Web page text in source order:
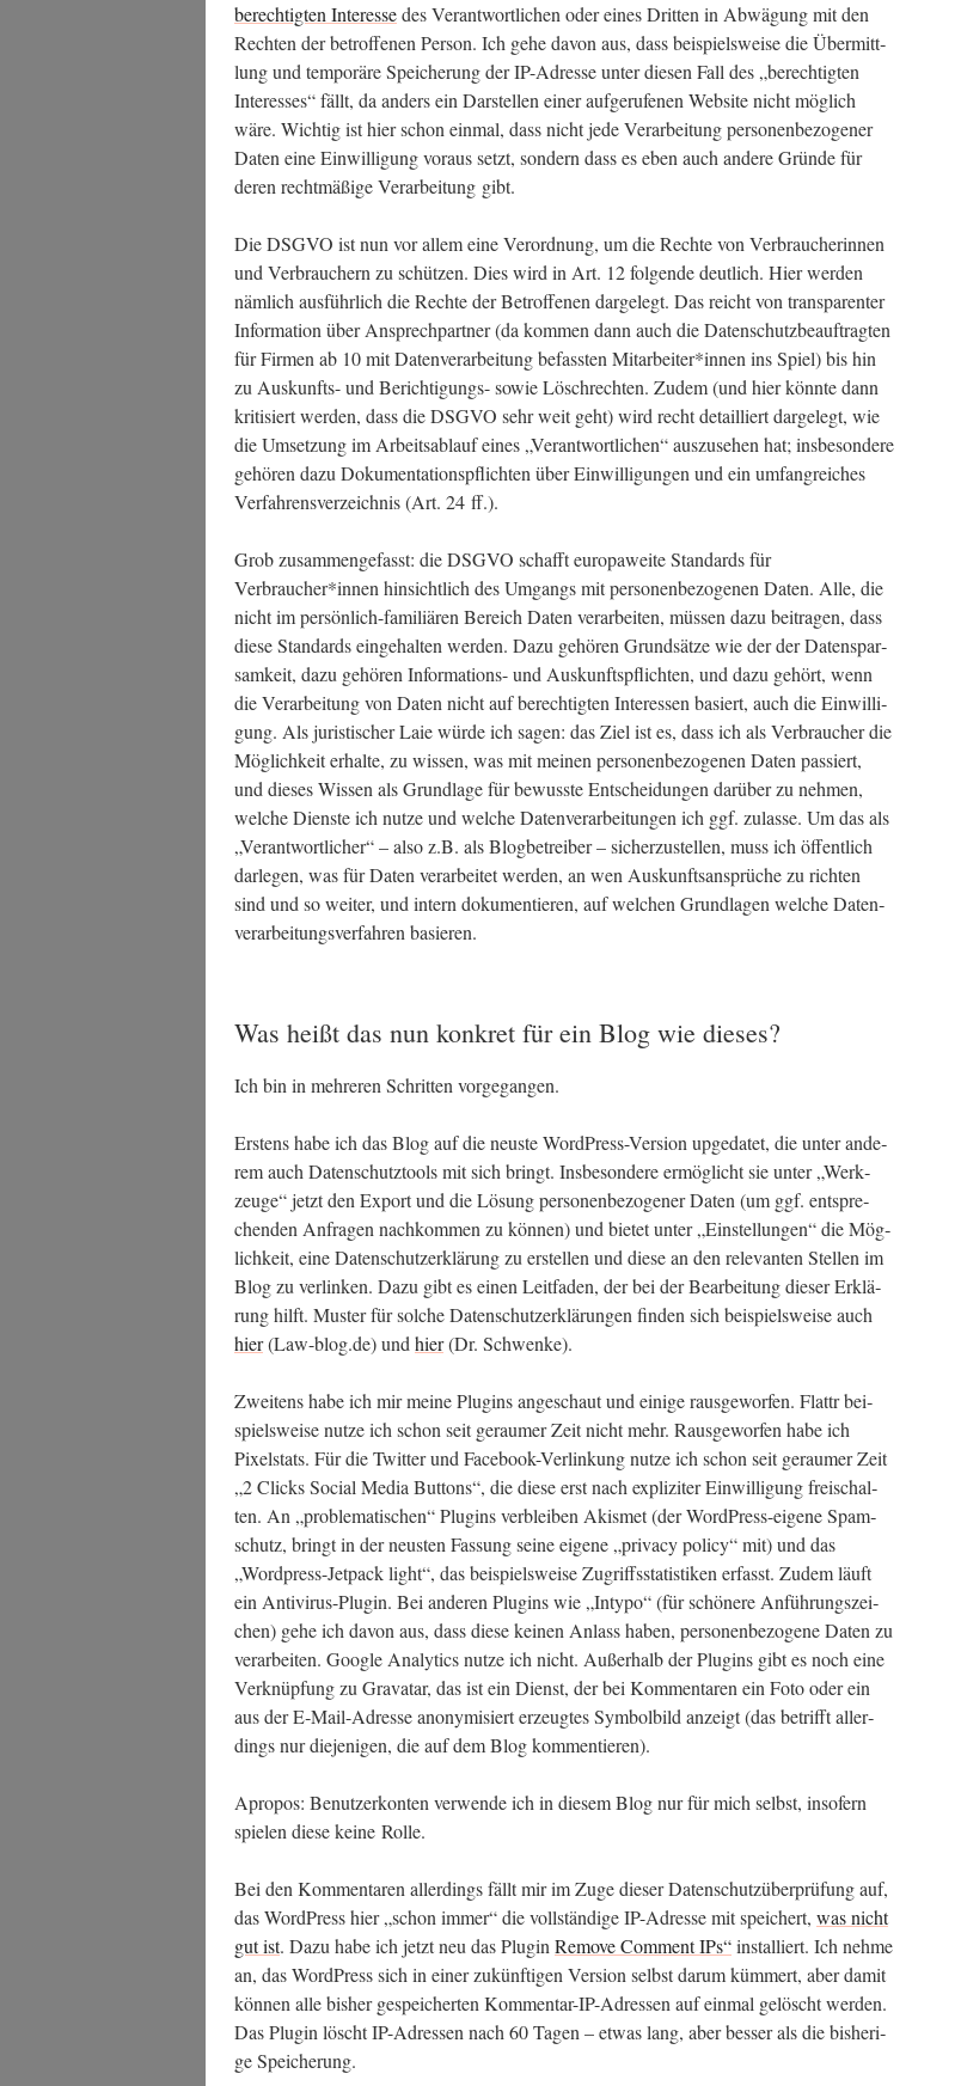
berech­tig­ten Inter­es­sedes Ver­ant­wort­li­chen oder eines Drit­ten in Abwä­gung mit den
Rech­ten der betrof­fe­nen Per­son. Ich gehe davon aus, dass bei­spiels­wei­se die Über­mitt­
lung und tem­po­rä­re Spei­che­rung der IP-Adres­se unter die­sen Fall des „berech­tig­ten
Inter­es­ses“ fällt, da anders ein Dar­stel­len einer auf­ge­ru­fe­nen Web­site nicht mög­lich
wäre. Wich­tig ist hier schon ein­mal, dass nicht jede Ver­ar­bei­tung per­so­nen­be­zo­ge­ner
Daten eine Ein­wil­li­gung vor­aus setzt, son­dern dass es eben auch ande­re Grün­de für
deren recht­mä­ßi­ge Ver­ar­bei­tung gibt.
Die DSGVO ist nun vor allem eine Ver­ord­nung, um die Rech­te von Ver­brau­che­rin­nen
und Ver­brau­chern zu schüt­zen. Dies wird in Art. 12 fol­gen­de deut­lich. Hier wer­den
näm­lich aus­führ­lich die Rech­te der Betrof­fe­nen dar­ge­legt. Das reicht von trans­pa­ren­ter
Infor­ma­ti­on über Ansprech­part­ner (da kom­men dann auch die Daten­schutz­be­auf­trag­ten
für Fir­men ab 10 mit Daten­ver­ar­bei­tung befass­ten Mitarbeiter*innen ins Spiel) bis hin
zu Aus­kunfts- und Berich­ti­gungs- sowie Lösch­rech­ten. Zudem (und hier könn­te dann
kri­ti­siert wer­den, dass die DSGVO sehr weit geht) wird recht detail­liert dar­ge­legt, wie
die Umset­zung im Arbeits­ab­lauf eines „Ver­ant­wort­li­chen“ aus­zu­se­hen hat; ins­be­son­de­re
gehö­ren dazu Doku­men­ta­ti­ons­pflich­ten über Ein­wil­li­gun­gen und ein umfang­rei­ches
Ver­fah­rens­ver­zeich­nis (Art. 24 ff.).
Grob zusam­men­ge­fasst: die DSGVO schafft euro­pa­wei­te Stan­dards für
Verbraucher*innen hin­sicht­lich des Umgangs mit per­so­nen­be­zo­ge­nen Daten. Alle, die
nicht im per­sön­lich-fami­liä­ren Bereich Daten ver­ar­bei­ten, müs­sen dazu bei­tra­gen, dass
die­se Stan­dards ein­ge­hal­ten wer­den. Dazu gehö­ren Grund­sät­ze wie der der Daten­spar­
sam­keit, dazu gehö­ren Infor­ma­ti­ons- und Aus­kunfts­pflich­ten, und dazu gehört, wenn
die Ver­ar­bei­tung von Daten nicht auf berech­tig­ten Inter­es­sen basiert, auch die Ein­wil­li­
gung. Als juris­ti­scher Laie wür­de ich sagen: das Ziel ist es, dass ich als Ver­brau­cher die
Mög­lich­keit erhal­te, zu wis­sen, was mit mei­nen per­so­nen­be­zo­ge­nen Daten pas­siert,
und die­ses Wis­sen als Grund­la­ge für bewuss­te Ent­schei­dun­gen dar­über zu neh­men,
wel­che Diens­te ich nut­ze und wel­che Daten­ver­ar­bei­tun­gen ich ggf. zulas­se. Um das als
„Ver­ant­wort­li­cher“ – also z.B. als Blog­be­trei­ber – sicher­zu­stel­len, muss ich öffent­lich
dar­le­gen, was für Daten ver­ar­bei­tet wer­den, an wen Aus­kunfts­an­sprü­che zu rich­ten
sind und so wei­ter, und intern doku­men­tie­ren, auf wel­chen Grund­la­gen wel­che Daten­
ver­ar­bei­tungs­ver­fah­ren basieren.
Was heißt das nun konkret für ein Blog wie dieses?
Ich bin in meh­re­ren Schrit­ten vorgegangen.
Ers­tens habe ich das Blog auf die neus­te Word­Press-Ver­si­on upge­da­tet, die unter ande­
rem auch Daten­schutz­tools mit sich bringt. Ins­be­son­de­re ermög­licht sie unter „Werk­
zeu­ge“ jetzt den Export und die Lösung per­so­nen­be­zo­ge­ner Daten (um ggf. ent­spre­
chen­den Anfra­gen nach­kom­men zu kön­nen) und bie­tet unter „Ein­stel­lun­gen“ die Mög­
lich­keit, eine Daten­schutz­er­klä­rung zu erstel­len und die­se an den rele­van­ten Stel­len im
Blog zu ver­lin­ken. Dazu gibt es einen Leit­fa­den, der bei der Bear­bei­tung die­ser Erklä­
rung hilft. Mus­ter für sol­che Daten­schutz­er­klä­run­gen fin­den sich bei­spiels­wei­se auch
hier(Law-blog.de) und hier(Dr. Schwenke).
Zwei­tens habe ich mir mei­ne Plug­ins ange­schaut und eini­ge raus­ge­wor­fen. Flattr bei­
spiels­wei­se nut­ze ich schon seit gerau­mer Zeit nicht mehr. Raus­ge­wor­fen habe ich
Pixel­stats. Für die Twit­ter und Face­book-Ver­lin­kung nut­ze ich schon seit gerau­mer Zeit
„2 Clicks Social Media But­tons“, die die­se erst nach expli­zi­ter Ein­wil­li­gung frei­schal­
ten. An „pro­ble­ma­ti­schen“ Plug­ins ver­blei­ben Akis­met (der Word­Press-eige­ne Spam­
schutz, bringt in der neus­ten Fas­sung sei­ne eige­ne „pri­va­cy poli­cy“ mit) und das
„Word­press-Jet­pack light“, das bei­spiels­wei­se Zugriffs­sta­tis­ti­ken erfasst. Zudem läuft
ein Anti­vi­rus-Plug­in. Bei ande­ren Plug­ins wie „Inty­po“ (für schö­ne­re Anfüh­rungs­zei­
chen) gehe ich davon aus, dass die­se kei­nen Anlass haben, per­so­nen­be­zo­ge­ne Daten zu
ver­ar­bei­ten. Goog­le Ana­ly­tics nut­ze ich nicht. Außer­halb der Plug­ins gibt es noch eine
Ver­knüp­fung zu Grava­tar, das ist ein Dienst, der bei Kom­men­ta­ren ein Foto oder ein
aus der E‑Mail-Adres­se anony­mi­siert erzeug­tes Sym­bol­bild anzeigt (das betrifft aller­
dings nur die­je­ni­gen, die auf dem Blog kommentieren).
Apro­pos: Benut­zer­kon­ten ver­wen­de ich in die­sem Blog nur für mich selbst, inso­fern
spie­len die­se kei­ne Rolle.
Bei den Kom­men­ta­ren aller­dings fällt mir im Zuge die­ser Daten­schutz­über­prü­fung auf,
das Word­Press hier „schon immer“ die voll­stän­di­ge IP-Adres­se mit spei­chert, was nicht
gut ist. Dazu habe ich jetzt neu das Plug­in Remo­ve Com­ment IPs“instal­liert. Ich neh­me
an, das Word­Press sich in einer zukünf­ti­gen Ver­si­on selbst dar­um küm­mert, aber damit
kön­nen alle bis­her gespei­cher­ten Kom­men­tar-IP-Adres­sen auf ein­mal gelöscht wer­den.
Das Plug­in löscht IP-Adres­sen nach 60 Tagen – etwas lang, aber bes­ser als die bis­he­ri­
ge Speicherung.